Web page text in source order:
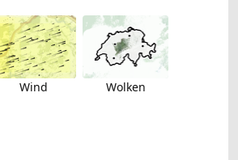
Wind Wolken